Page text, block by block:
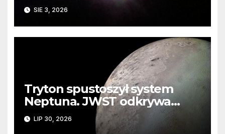
SIE 3, 2026
Tryton spustoszył system
Neptuna. JWST odkrywa
ślady kosmicznej katastrofy i
zaginionego lodu
LIP 30, 2026